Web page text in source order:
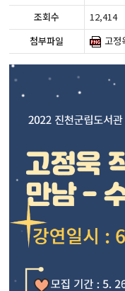
조회수
12,414
첨부파일
고정